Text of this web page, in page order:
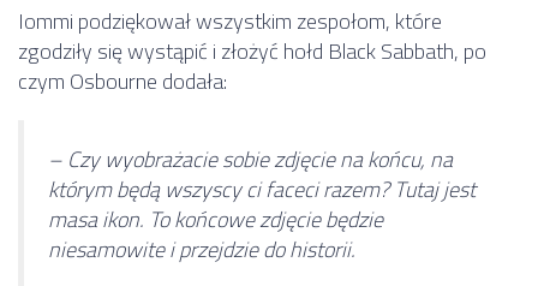
Iommi podziękował wszystkim zespołom, które
zgodziły się wystąpić i złożyć hołd Black Sabbath, po
czym Osbourne dodała:
– Czy wyobrażacie sobie zdjęcie na końcu, na
którym będą wszyscy ci faceci razem? Tutaj jest
masa ikon. To końcowe zdjęcie będzie
niesamowite i przejdzie do historii.